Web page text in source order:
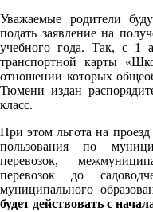
Уважаемые родители
подать заявление на
учебного года. Так, с 1
транспортной карты
отношении которых
Тюмени издан
класс.
При этом льгота на
пользования по
перевозок,
перевозок до
муниципального
будет действовать с